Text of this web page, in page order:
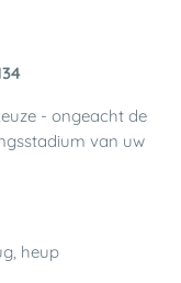
- ongeacht de
van uw
heup